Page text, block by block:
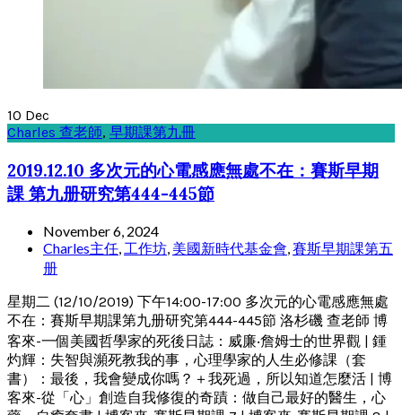
10 Dec
Charles 查老師, 早期課第九冊
2019.12.10 多次元的心電感應無處不在：賽斯早期
課 第九册研究第444-445節
November 6, 2024
Charles主任, 工作坊, 美國新時代基金會,賽斯早期課第五
册
星期二 (12/10/2019) 下午14:00-17:00 多次元的心電感應無處
不在：賽斯早期課第九册研究第444-445節 洛杉磯 查老師 博
客來-一個美國哲學家的死後日誌：威廉‧詹姆士的世界觀 | 鍾
灼輝：失智與瀕死教我的事，心理學家的人生必修課（套
書）：最後，我會變成你嗎？＋我死過，所以知道怎麼活 | 博
客來-從「心」創造自我修復的奇蹟：做自己最好的醫生，心